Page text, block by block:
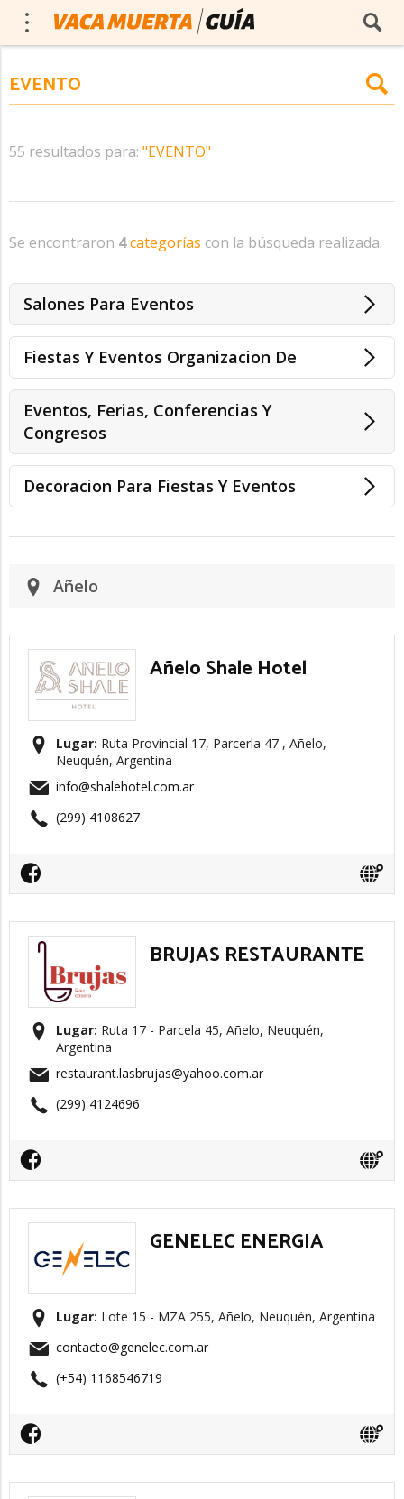
55 resultados para: "EVENTO"
Se encontraron 4categorías con la búsqueda realizada.
Salones Para Eventos
Fiestas Y Eventos Organizacion De
Eventos, Ferias, Conferencias Y
Congresos
Decoracion Para Fiestas Y Eventos
Añelo
Añelo Shale Hotel
Lugar: Ruta Provincial 17, Parcerla 47 , Añelo,
Neuquén, Argentina
info@shalehotel.com.ar
(299) 4108627
BRUJAS RESTAURANTE
Lugar: Ruta 17 - Parcela 45, Añelo, Neuquén,
Argentina
restaurant.lasbrujas@yahoo.com.ar
(299) 4124696
GENELEC ENERGIA
Lugar: Lote 15 - MZA 255, Añelo, Neuquén, Argentina
contacto@genelec.com.ar
(+54) 1168546719